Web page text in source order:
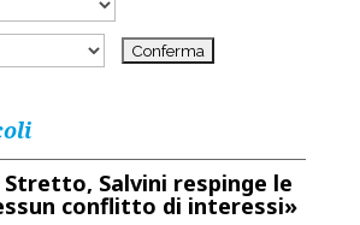
Salvini respinge le
conflitto di interessi»